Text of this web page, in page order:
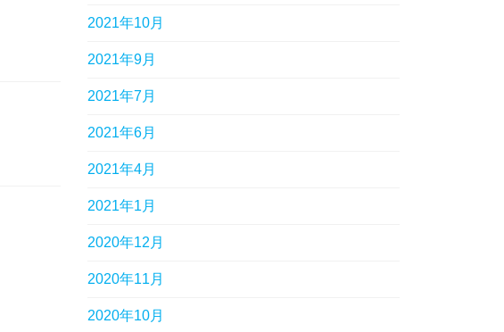
2021年10月
2021年9月
2021年7月
2021年6月
2021年4月
2021年1月
2020年12月
2020年11月
2020年10月